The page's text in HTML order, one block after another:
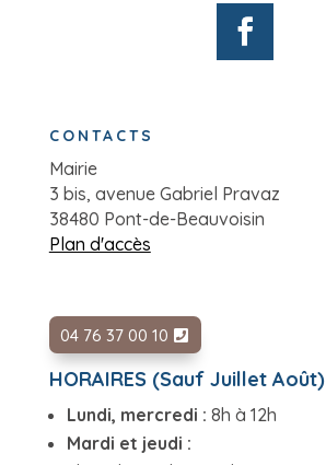
CONTACTS
Mairie
3 bis, avenue Gabriel Pravaz
38480 Pont-de-Beauvoisin
Plan d'accès
04 76 37 00 10
HORAIRES (Sauf Juillet Août)
Lundi, mercredi : 8h à 12h
Mardi et jeudi :